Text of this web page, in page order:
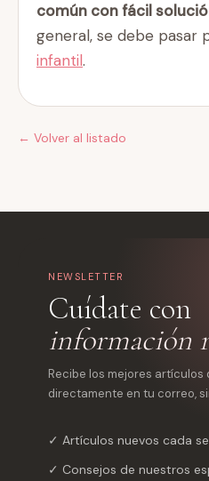
común con fácil
general, se debe pasar
infantil.
← Volver al listado
NEWSLETTER
Cuídate con
información
Recibe los mejores artículos
directamente en tu correo,
✓ Artículos nuevos cada
✓ Consejos de nuestros